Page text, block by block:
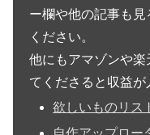
ー欄や他の記事も
ください。
他にもアマゾンや
てくださると収益が
欲しいものリス